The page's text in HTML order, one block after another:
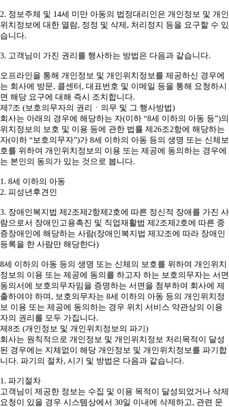
2. 정보주체 및 14세 미만 아동의 법정대리인은 개인정보 및 개인
위치정보에 대한 열람, 정정 및 삭제, 처리정지 등을 요구할 수 있
습니다.
3. 고객님이 가진 권리를 행사하는 방법은 다음과 같습니다.
오프라인을 통해 개인정보 및 개인위치정보를 제공하신 경우에
는 회사에 방문, 콜센터, 대표번호 및 이메일 등을 통해 요청하시
면 해당 요구에 대해 즉시 조치합니다.
제7조 (보호의무자의 권리ㆍ의무 및 그 행사방법)
회사는 아래의 경우에 해당하는 자(이하 “8세 이하의 아동 등”)의
위치정보의 보호 및 이용 등에 관한 법률 제26조2항에 해당하는
자(이하 “보호의무자”)가 8세 이하의 아동 등의 생명 또는 신체보
호를 위하여 개인위치정보의 이용 또는 제공에 동의하는 경우에
는 본인의 동의가 있는 것으로 봅니다.
1. 8세 이하의 아동
2. 피성년후견인
3. 장애인복지법 제2조제2항제2호에 따른 정신적 장애를 가진 사
람으로서 장애인고용촉진 및 직업재활법 제2조제2호에 따른 중
증장애인에 해당하는 사람(장애인복지법 제32조에 따라 장애인
등록을 한 사람만 해당한다)
8세 이하의 아동 등의 생명 또는 신체의 보호를 위하여 개인위치
정보의 이용 또는 제공에 동의를 하고자 하는 보호의무자는 서면
동의서에 보호의무자임을 증명하는 서면을 첨부하여 회사에 제
출하여야 하며, 보호의무자는 8세 이하의 아동 등의 개인위치정
보 이용 또는 제공에 동의하는 경우 위치 서비스 약관상의 이용
자의 권리를 모두 가집니다.
제8조 (개인정보 및 개인위치정보의 파기)
회사는 원칙적으로 개인정보 및 개인위치정보 처리목적이 달성
된 경우에는 지체없이 해당 개인정보 및 개인위치정보를 파기합
니다. 파기의 절차, 시기 및 방법은 다음과 같습니다.
1. 파기절차
고객님이 제공한 정보는 수집 및 이용 목적이 달성되었거나 삭제
요청이 있을 경우 시스템상에서 30일 이내에 삭제하고, 관련 문